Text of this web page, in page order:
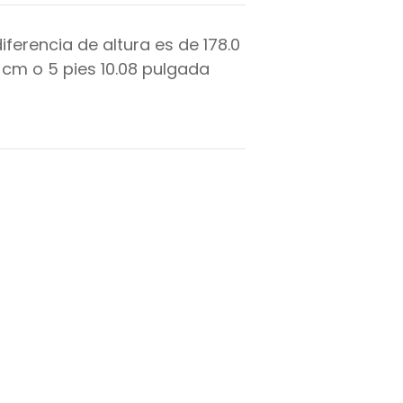
de altura es de178.0
cm o 5 pies 10.08 pulgada